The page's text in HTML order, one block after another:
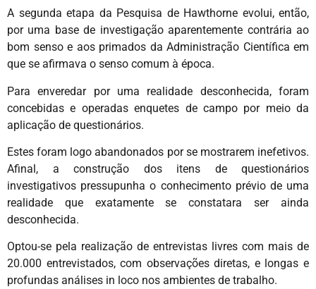
A segunda etapa da Pesquisa de Hawthorne evolui, então,
por uma base de investigação aparentemente contrária ao
bom senso e aos primados da Administração Científica em
que se afirmava o senso comum à época.
Para enveredar por uma realidade desconhecida, foram
concebidas e operadas enquetes de campo por meio da
aplicação de questionários.
Estes foram logo abandonados por se mostrarem inefetivos.
Afinal, a construção dos itens de questionários
investigativos pressupunha o conhecimento prévio de uma
realidade que exatamente se constatara ser ainda
desconhecida.
Optou-se pela realização de entrevistas livres com mais de
20.000 entrevistados, com observações diretas, e longas e
profundas análises in loco nos ambientes de trabalho.